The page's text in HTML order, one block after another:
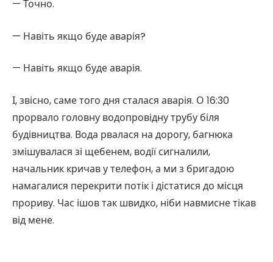
— Точно.
— Навіть якщо буде аварія?
— Навіть якщо буде аварія.
І, звісно, саме того дня сталася аварія. О 16:30
прорвало головну водопровідну трубу біля
будівництва. Вода рвалася на дорогу, багнюка
змішувалася зі щебенем, водії сигналили,
начальник кричав у телефон, а ми з бригадою
намагалися перекрити потік і дістатися до місця
прориву. Час ішов так швидко, ніби навмисне тікав
від мене.